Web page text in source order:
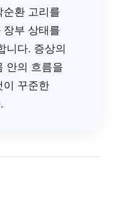
순환 고리를
장부 상태를
니다. 증상의
안의 흐름을
이 꾸준한